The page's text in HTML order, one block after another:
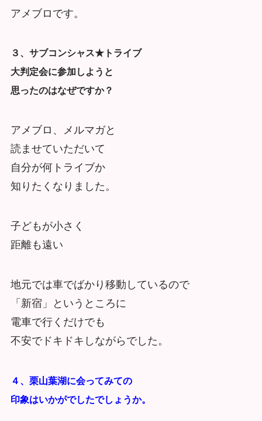
アメブロです。
３、サブコンシャス★トライブ
大判定会に参加しようと
思ったのはなぜですか？
アメブロ、メルマガと
読ませていただいて
自分が何トライブか
知りたくなりました。
子どもが小さく
距離も遠い
地元では車でばかり移動しているので
「新宿」というところに
電車で行くだけでも
不安でドキドキしながらでした。
４、栗山葉湖に会ってみての
印象はいかがでしたでしょうか。